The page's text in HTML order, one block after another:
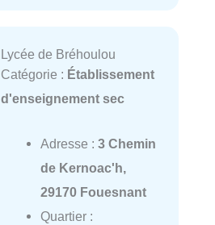
Lycée de Bréhoulou
Catégorie : Établissement
d'enseignement sec
Adresse : 3 Chemin
de Kernoac'h,
29170 Fouesnant
Quartier :